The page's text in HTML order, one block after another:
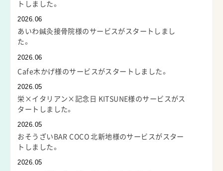
トしました。
2026.06
あいわ鍼灸接骨院様のサービスがスタートしまし
た。
2026.06
Cafe木かげ様のサービスがスタートしました。
2026.05
栄×イタリアン×記念日 KITSUNE様のサービスがス
タートしました。
2026.05
おそうざいBAR COCO 北新地様のサービスがスター
トしました。
2026.05